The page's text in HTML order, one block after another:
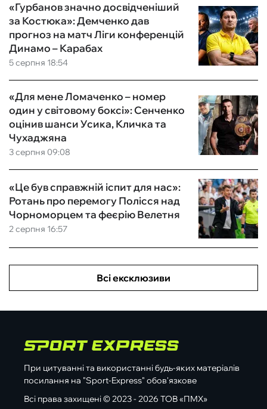
5 серпня 18:54
«Гурбанов значно досвідченіший
за Костюка»: Демченко дав
прогноз на матч Ліги конференцій
Динамо – Карабах
3 серпня 09:08
«Для мене Ломаченко – номер
один у світовому боксі»: Сенченко
оцінив шанси Усика, Кличка та
Чухаджяна
2 серпня 16:57
«Це був справжній іспит для нас»:
Ротань про перемогу Полісся над
Чорноморцем та феєрію Велетня
Всі ексклюзиви
При цитуванні та використанні будь-яких матеріалів
посилання на "Sport-Express" обов'язкове
Всі права захищені © 2023 - 2026 ТОВ «ПМХ»